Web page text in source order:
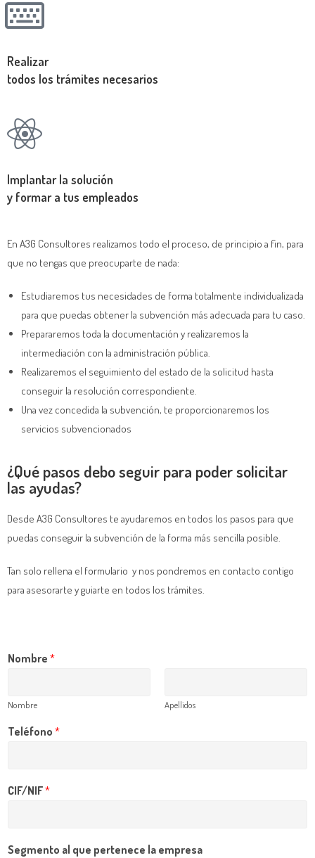
Realizar
todos los trámites necesarios
Implantar la solución
y formar a tus empleados
En A3G Consultores realizamos todo el proceso, de principio a fin, para
que no tengas que preocuparte de nada:
Estudiaremos tus necesidades de forma totalmente individualizada
para que puedas obtener la subvención más adecuada para tu caso.
Prepararemos toda la documentación y realizaremos la
intermediación con la administración pública.
Realizaremos el seguimiento del estado de la solicitud hasta
conseguir la resolución correspondiente.
Una vez concedida la subvención, te proporcionaremos los
servicios subvencionados
¿Qué pasos debo seguir para poder solicitar
las ayudas?
Desde A3G Consultores te ayudaremos en todos los pasos para que
puedas conseguir la subvención de la forma más sencilla posible.
Tan solo rellena el formulario y nos pondremos en contacto contigo
para asesorarte y guiarte en todos los trámites.
Nombre *
Nombre Apellidos
Teléfono *
CIF/NIF*
Segmento al que pertenece la empresa